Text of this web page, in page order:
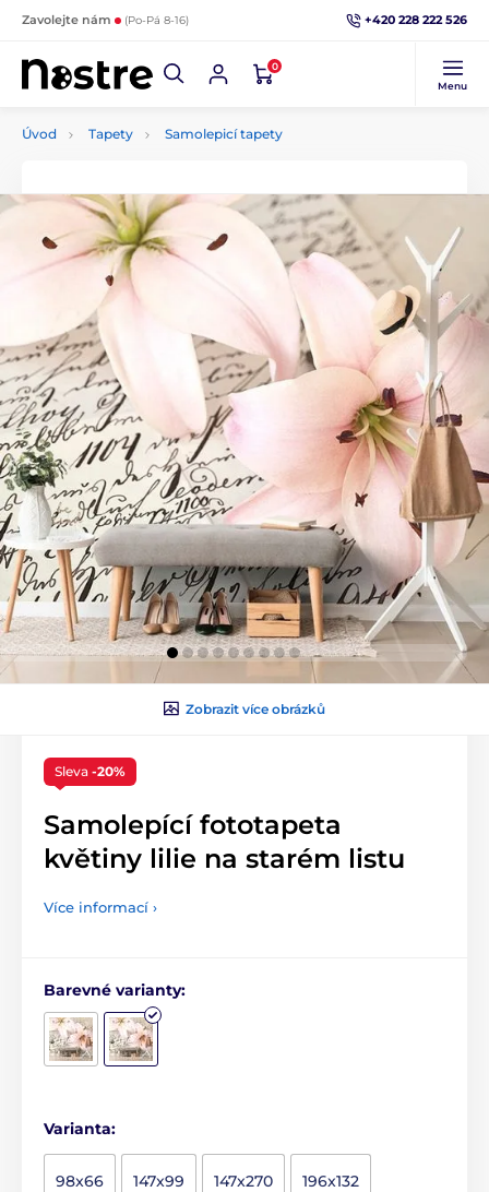
Zavolejte nám (Po-Pá 8-16) +420 228 222 526
0
Menu
Úvod Tapety Samolepicí tapety
Zobrazit více obrázků
Sleva -20%
Samolepící fototapeta
květiny lilie na starém listu
Více informací ›
Barevné varianty:
Varianta:
98x66 147x99 147x270 196x132